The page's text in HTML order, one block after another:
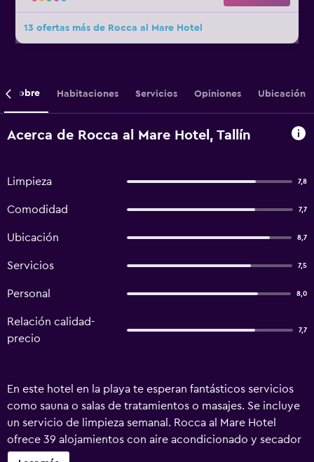
13 ofertas más de Rocca al Mare Hotel
Sobre Habitaciones Servicios Opiniones Ubicación
Acerca de Rocca al Mare Hotel, Tallín
Limpieza 7,8
Comodidad 7,7
Ubicación 8,7
Servicios 7,5
Personal 8,0
Relación calidad-
precio
7,7
En este hotel en la playa te esperan fantásticos servicios
como sauna o salas de tratamientos o masajes. Se incluye
un servicio de limpieza semanal. Rocca al Mare Hotel
ofrece 39 alojamientos con aire acondicionado y secador
de pelo. Se ofrece una televisión LCD en todas las